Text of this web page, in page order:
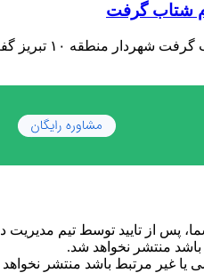
شتاب گرفت
احداث
پس از تایید توسط تیم
باشد منتشر نخواهد شد.
یا غیر مرتبط باشد منتشر